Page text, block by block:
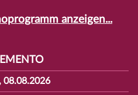
anzeigen...
08.08.2026